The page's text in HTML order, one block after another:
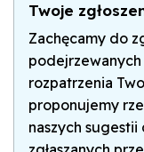
Twoje
Zachęcamy do
podejrzewanych
rozpatrzenia
proponujemy
naszych